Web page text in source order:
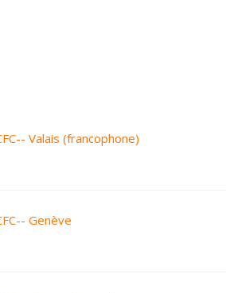
Valais (francophone)
Genève